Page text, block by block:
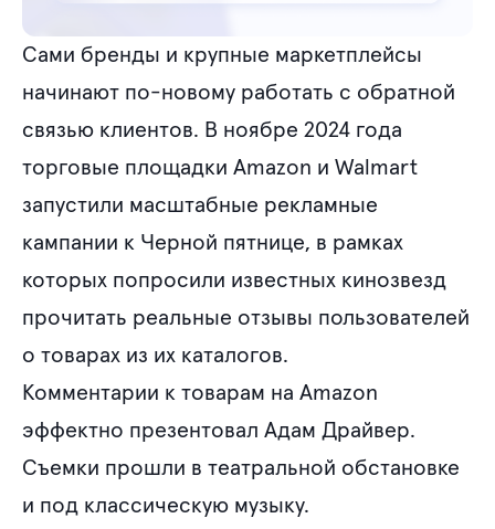
Сами бренды и крупные маркетплейсы
начинают по-новому работать с обратной
связью клиентов. В ноябре 2024 года
торговые площадки Amazon и Walmart
запустили масштабные рекламные
кампании к Черной пятнице, в рамках
которых попросили известных кинозвезд
прочитать реальные отзывы пользователей
о товарах из их каталогов.
Комментарии к товарам на Amazon
эффектно презентовал Адам Драйвер.
Съемки прошли в театральной обстановке
и под классическую музыку.